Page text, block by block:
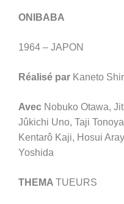
ONIBABA
1964 – JAPON
Réalisé par Kaneto
Avec Nobuko Otawa,
Jûkichi Uno, Taji
Kentarô Kaji, Hosui
Yoshida
THEMA TUEURS